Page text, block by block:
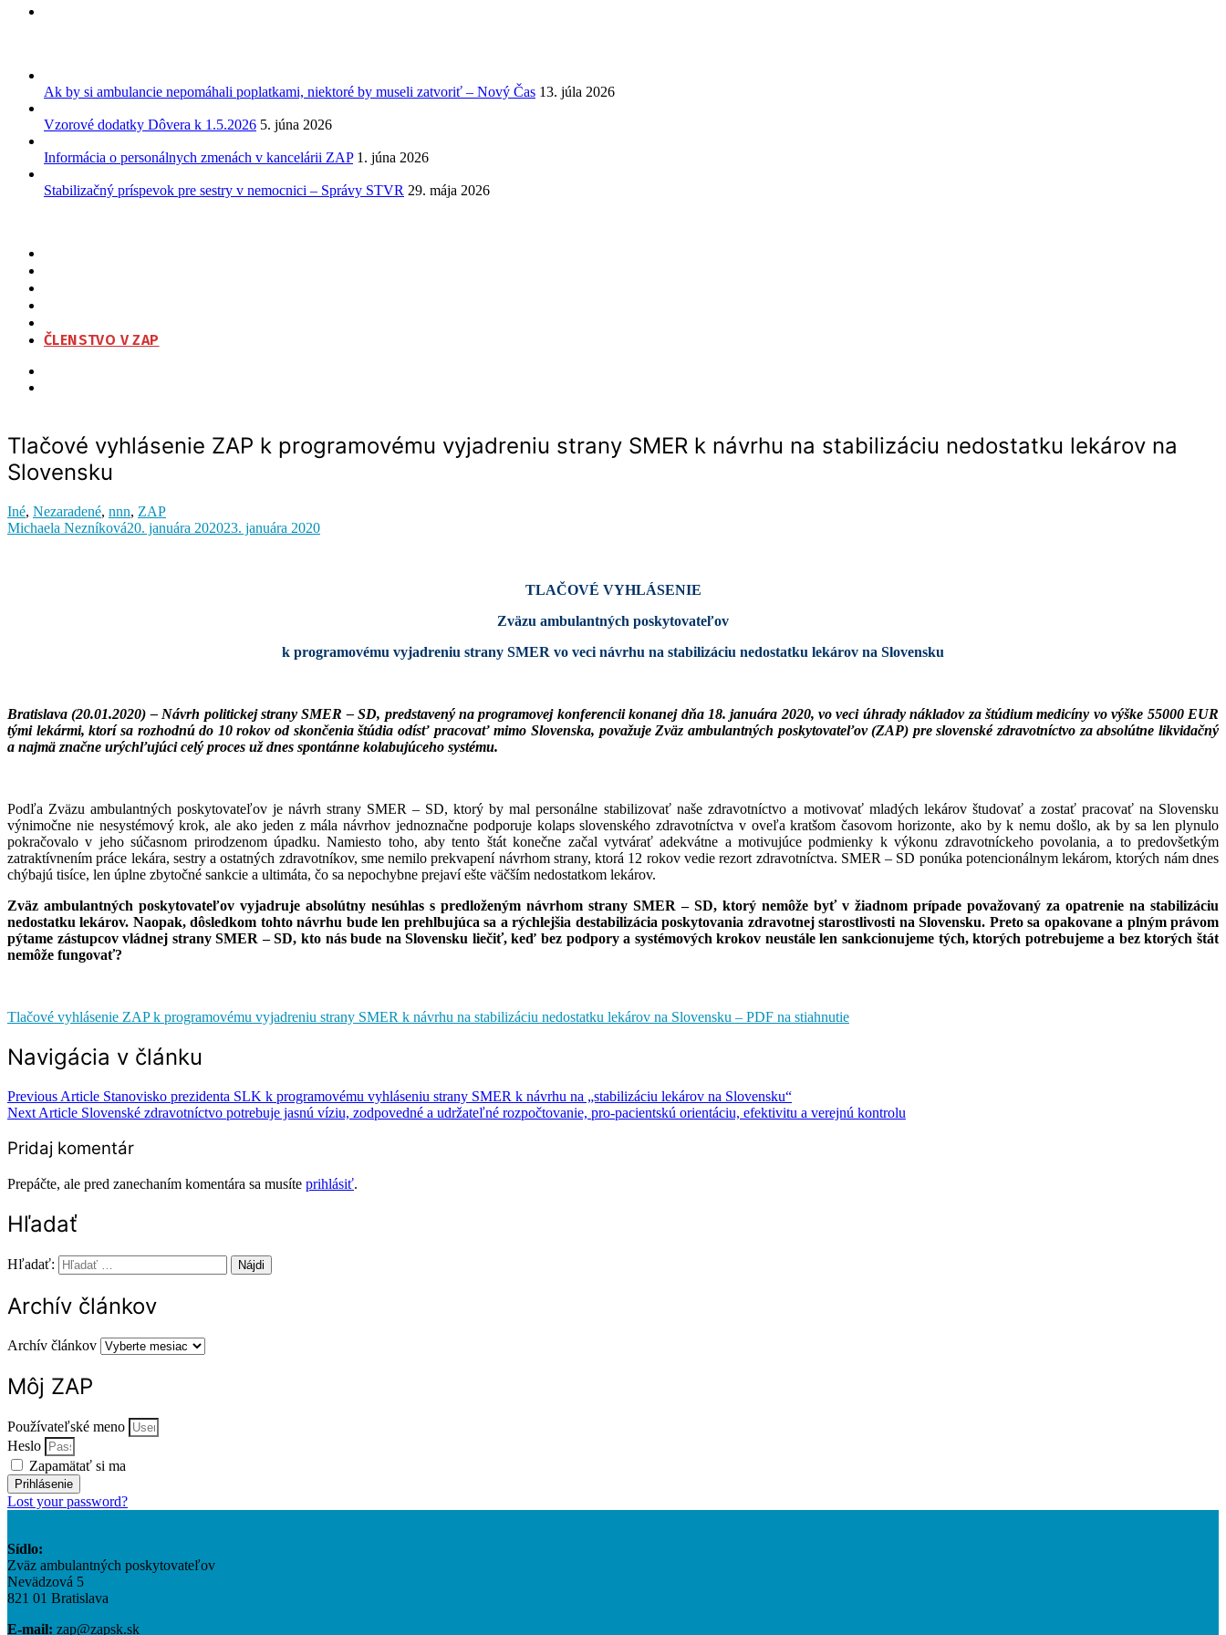
Ak by si ambulancie nepomáhali poplatkami, niektoré by museli zatvoriť – Nový Čas 13. júla 2026
Vzorové dodatky Dôvera k 1.5.2026 5. júna 2026
Informácia o personálnych zmenách v kancelárii ZAP 1. júna 2026
Stabilizačný príspevok pre sestry v nemocnici – Správy STVR 29. mája 2026
ČLENSTVO V ZAP
Tlačové vyhlásenie ZAP k programovému vyjadreniu strany SMER k návrhu na stabilizáciu nedostatku lekárov na
Slovensku
Iné, Nezaradené, nnn, ZAP
Michaela Nezníková20. januára 202023. januára 2020
TLAČOVÉ VYHLÁSENIE
Zväzu ambulantných poskytovateľov
k programovému vyjadreniu strany SMER vo veci návrhu na stabilizáciu nedostatku lekárov na Slovensku
Bratislava (20.01.2020) –Návrh politickej strany SMER – SD, predstavený na programovej konferencii konanej dňa 18. januára 2020, vo veci úhrady nákladov za štúdium medicíny vo výške 55000 EUR
tými lekármi, ktorí sa rozhodnú do 10 rokov od skončenia štúdia odísť pracovať mimo Slovenska, považuje Zväz ambulantných poskytovateľov (ZAP) pre slovenské zdravotníctvo za absolútne likvidačný
a najmä značne urýchľujúci celý proces už dnes spontánne kolabujúceho systému.
Podľa Zväzu ambulantných poskytovateľov je návrh strany SMER – SD, ktorý by mal personálne stabilizovať naše zdravotníctvo a motivovať mladých lekárov študovať a zostať pracovať na Slovensku
výnimočne nie nesystémový krok, ale ako jeden z mála návrhov jednoznačne podporuje kolaps slovenského zdravotníctva v oveľa kratšom časovom horizonte, ako by k nemu došlo, ak by sa len plynulo
pokračovalo v jeho súčasnom prirodzenom úpadku. Namiesto toho, aby tento štát konečne začal vytvárať adekvátne a motivujúce podmienky k výkonu zdravotníckeho povolania, a to predovšetkým
zatraktívnením práce lekára, sestry a ostatných zdravotníkov, sme nemilo prekvapení návrhom strany, ktorá 12 rokov vedie rezort zdravotníctva. SMER – SD ponúka potencionálnym lekárom, ktorých nám dnes
chýbajú tisíce, len úplne zbytočné sankcie a ultimáta, čo sa nepochybne prejaví ešte väčším nedostatkom lekárov.
Zväz ambulantných poskytovateľov vyjadruje absolútny nesúhlas s predloženým návrhom strany SMER – SD, ktorý nemôže byť v žiadnom prípade považovaný za opatrenie na stabilizáciu
nedostatku lekárov. Naopak, dôsledkom tohto návrhu bude len prehlbujúca sa a rýchlejšia destabilizácia poskytovania zdravotnej starostlivosti na Slovensku. Preto sa opakovane a plným právom
pýtame zástupcov vládnej strany SMER – SD, kto nás bude na Slovensku liečiť, keď bez podpory a systémových krokov neustále len sankcionujeme tých, ktorých potrebujeme a bez ktorých štát
nemôže fungovať?
Tlačové vyhlásenie ZAP k programovému vyjadreniu strany SMER k návrhu na stabilizáciu nedostatku lekárov na Slovensku – PDF na stiahnutie
Navigácia v článku
Previous Article Stanovisko prezidenta SLK k programovému vyhláseniu strany SMER k návrhu na „stabilizáciu lekárov na Slovensku“
Next Article Slovenské zdravotníctvo potrebuje jasnú víziu, zodpovedné a udržateľné rozpočtovanie, pro-pacientskú orientáciu, efektivitu a verejnú kontrolu
Pridaj komentár
Prepáčte, ale pred zanechaním komentára sa musíte prihlásiť.
Hľadať
Hľadať:
Archív článkov
Archív článkov
Môj ZAP
Používateľské meno
Heslo
Zapamätať si ma
Prihlásenie
Lost your password?
Sídlo:
Zväz ambulantných poskytovateľov
Nevädzová 5
821 01 Bratislava
E-mail: zap@zapsk.sk